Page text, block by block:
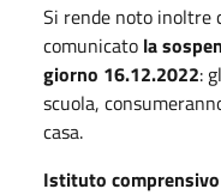
Si rende noto inoltre
comunicato la
giorno 16.12.2022:
scuola,
casa.
Istituto